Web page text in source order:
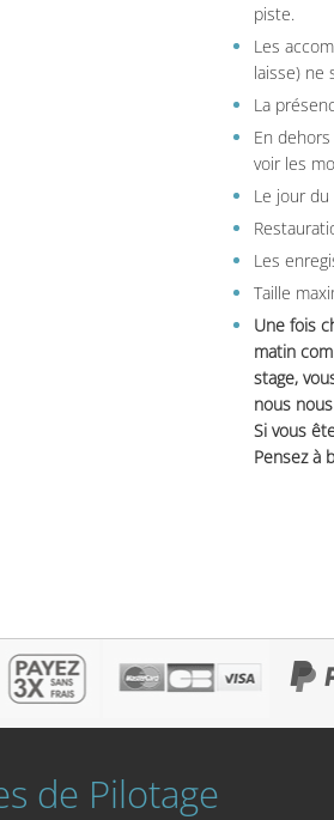
piste.
Les
laisse) ne
La
En
voir les
Le jour
Les
Taille
Une fois
matin
stage,
nous
Si vous
Pensez à
de Pilotage